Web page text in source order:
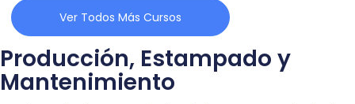
Ver Todos Más Cursos
Producción, Estampado y
Mantenimiento